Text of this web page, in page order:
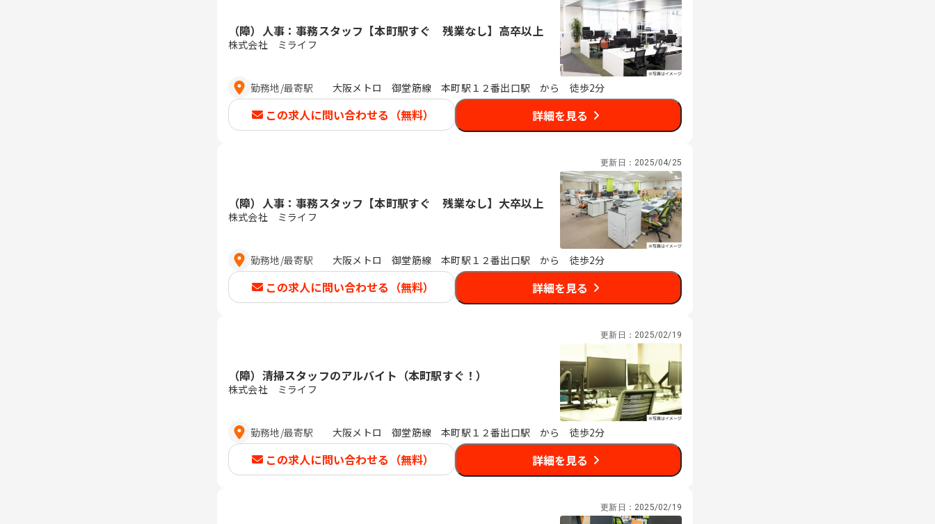
（障）人事：事務スタッフ【本町駅すぐ 残業なし】高卒以上
株式会社 ミライフ
勤務地/最寄駅 大阪メトロ 御堂筋線 本町駅１２番出口駅 から 徒歩2分
この求人に問い合わせる（無料） 詳細を見る
更新日： 2025/04/25
（障）人事：事務スタッフ【本町駅すぐ 残業なし】大卒以上
株式会社 ミライフ
勤務地/最寄駅 大阪メトロ 御堂筋線 本町駅１２番出口駅 から 徒歩2分
この求人に問い合わせる（無料） 詳細を見る
更新日： 2025/02/19
（障）清掃スタッフのアルバイト（本町駅すぐ！）
株式会社 ミライフ
勤務地/最寄駅 大阪メトロ 御堂筋線 本町駅１２番出口駅 から 徒歩2分
この求人に問い合わせる（無料） 詳細を見る
更新日： 2025/02/19